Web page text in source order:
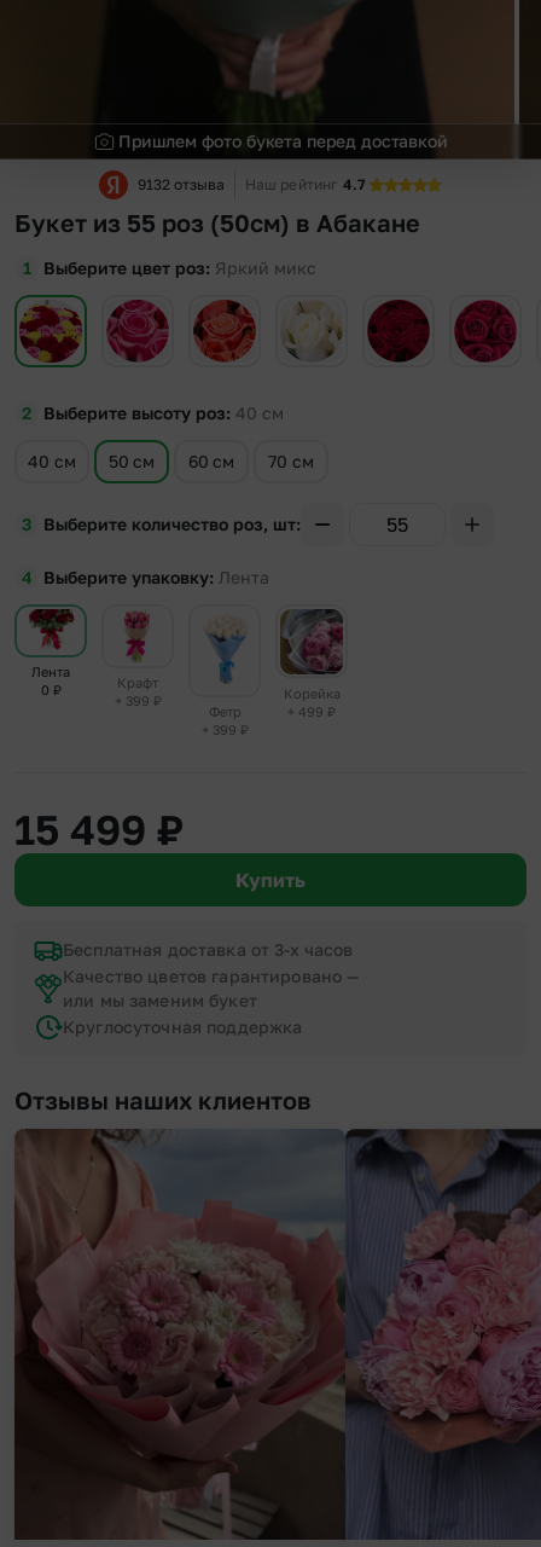
Пришлем фото букета перед доставкой
9132 отзыва Наш рейтинг 4.7
Букет из 55 роз (50см) в Абакане
Выберите цвет роз Яркий микс
Выберите высоту роз 40 см
40 см 50 см 60 см 70 см
Выберите количество роз, шт
Выберите упаковку Лента
Лента
0 ₽
Крафт
+ 399 ₽
Фетр
+ 399 ₽
Корейка
+ 499 ₽
15 499 ₽
Купить
Бесплатная доставка от 3-х часов
Качество цветов гарантировано —
или мы заменим букет
Круглосуточная поддержка
Отзывы наших клиентов